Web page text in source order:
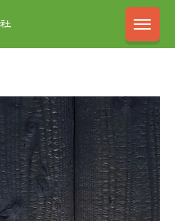
前田木材株式